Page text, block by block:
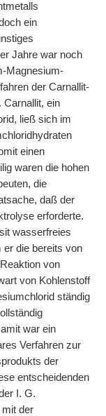
ein
Jahre war noch
Magnesium-
der Carnallit-
Carnallit, ein
ließ sich im
einen
waren die hohen
die
daß der
erforderte.
wasserfreies
er die bereits von
von
von Kohlenstoff
ständig
war ein
Verfahren zur
der
entscheidenden
I. G.
mit der